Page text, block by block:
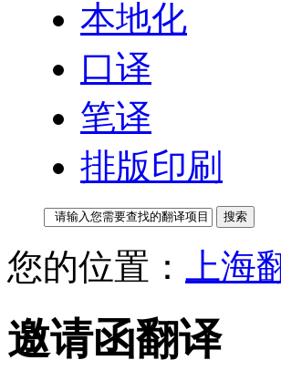
本地化
口译
笔译
排版印刷
您的位置： 上海
邀请函翻译